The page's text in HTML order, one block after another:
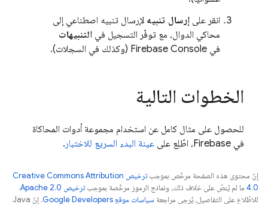
انقر على إرسال تنبيه لإرسال تنبيه اصطناعي إلى
محاكي الدوال، مع توفّر التسجيل في التنبيهات
في
Firebase Console (وكذلك في السجلات).
الخطوات التالية
للحصول على مثال كامل عن استخدام مجموعة أدوات المحاكاة
في Firebase، اطّلِع على
عينة البدء السريع للاختبار .
إنّ محتوى هذه الصفحة مرخّص بموجب
ترخيص Creative Commons Attribution
4.0‏ ما لم يُنصّ على خلاف ذلك، ونماذج الرموز مرخّصة بموجبترخيص Apache 2.0‏
.
للاطّلاع على التفاصيل، يُرجى مراجعة سياسات موقع Google Developers‏
. إنّ Java